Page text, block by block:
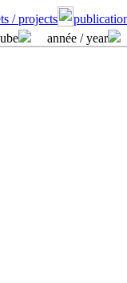
/ projects
année / year